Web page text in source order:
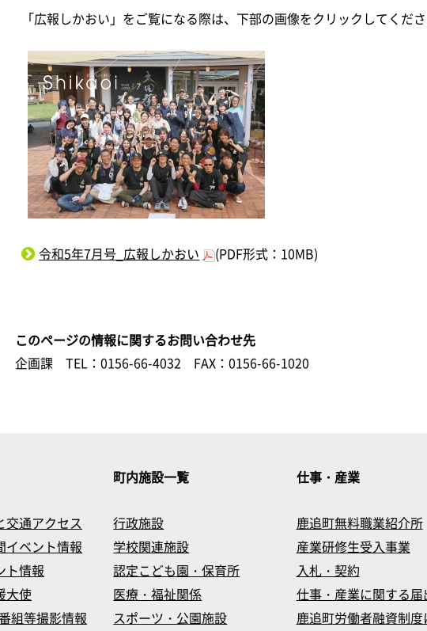
「広報しかおい」をご覧になる際は、下部の画像をクリックしてくださ
令和5年7月号_広報しかおい (PDF形式：10MB)
このページの情報に関するお問い合わせ先
企画課
TEL：0156-66-4032 FAX：0156-66-1020
交通アクセス
イベント情報
ト情報
大使
組等撮影情報
町内施設一覧
行政施設
学校関連施設
認定こども園・保育所
医療・福祉関係
スポーツ・公園施設
仕事・産業
鹿追町無料職業紹介所
産業研修生受入事業
入札・契約
仕事・産業に関する届
鹿追町労働者融資制度